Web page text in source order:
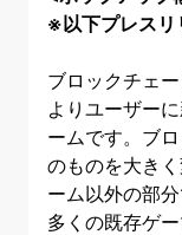
※以下プレスリ
ブロックチェ
よりユーザー
ームです。ブ
のものを大き
ーム以外の部
多くの既存ゲ